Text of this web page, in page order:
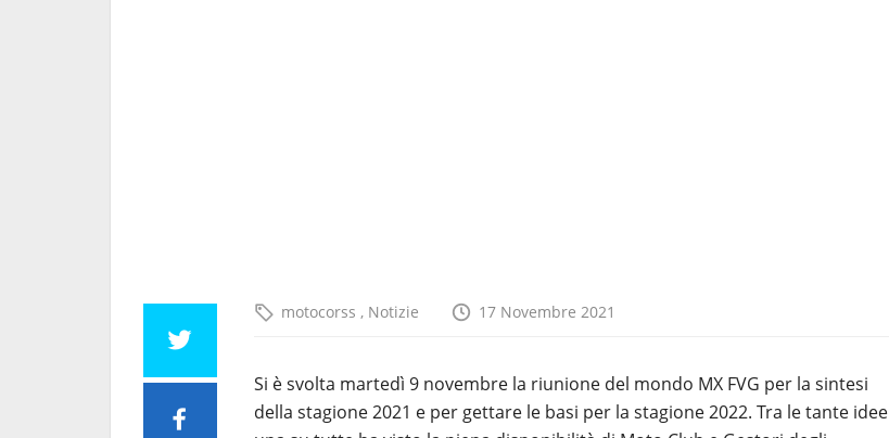
motocorss , Notizie 17 Novembre 2021
Si è svolta martedì 9 novembre la riunione del mondo MX FVG per la sintesi
della stagione 2021 e per gettare le basi per la stagione 2022. Tra le tante idee